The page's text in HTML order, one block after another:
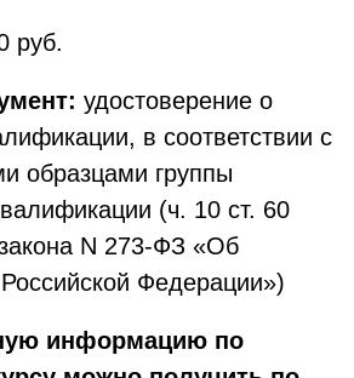
руб.
удостоверение о
в соответствии с
образцами группы
(ч. 10 ст. 60
N 273-ФЗ «Об
Федерации»)
информацию по